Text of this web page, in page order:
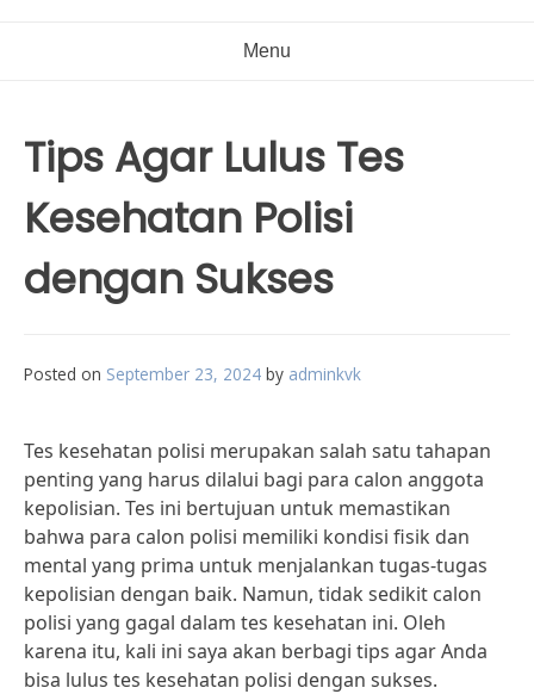
Menu
Tips Agar Lulus Tes
Kesehatan Polisi
dengan Sukses
Posted on September 23, 2024 by adminkvk
Tes kesehatan polisi merupakan salah satu tahapan
penting yang harus dilalui bagi para calon anggota
kepolisian. Tes ini bertujuan untuk memastikan
bahwa para calon polisi memiliki kondisi fisik dan
mental yang prima untuk menjalankan tugas-tugas
kepolisian dengan baik. Namun, tidak sedikit calon
polisi yang gagal dalam tes kesehatan ini. Oleh
karena itu, kali ini saya akan berbagi tips agar Anda
bisa lulus tes kesehatan polisi dengan sukses.